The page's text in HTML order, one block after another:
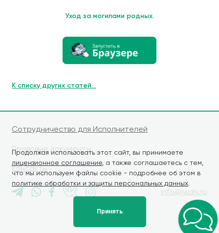
Продолжая использовать этот сайт, вы принимаете
лицензионное соглашение , а также соглашаетесь с тем,
что мы используем файлы cookie - подробнее об этом в
политике обработки и защиты персональных данных.
Принять
Уход за могилами родных.
К списку других статей...
Сотрудничество для Исполнителей
Правовые документы
Контакты
info@iwaly.ru